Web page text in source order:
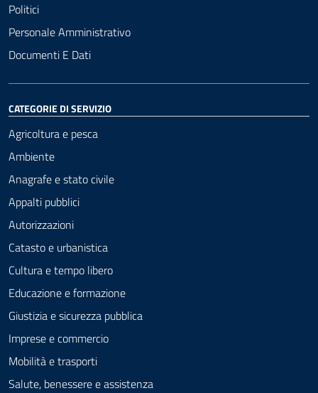
Politici
Personale Amministrativo
Documenti E Dati
CATEGORIE DI SERVIZIO
Agricoltura e pesca
Ambiente
Anagrafe e stato civile
Appalti pubblici
Autorizzazioni
Catasto e urbanistica
Cultura e tempo libero
Educazione e formazione
Giustizia e sicurezza pubblica
Imprese e commercio
Mobilità e trasporti
Salute, benessere e assistenza